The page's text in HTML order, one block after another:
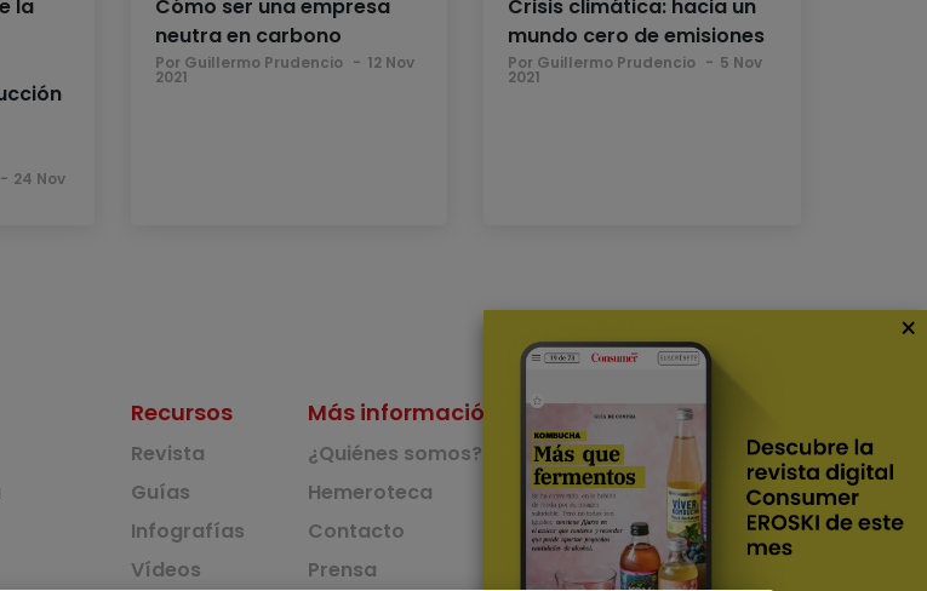
la
24 Nov
Cómo ser una empresa
neutra en carbono
Por Guillermo Prudencio 12 Nov
2021
Crisis climática: hacia un
mundo cero de emisiones
Por Guillermo Prudencio 5 Nov
2021
Recursos
Revista
Guías
Infografías
Vídeos
Más información
¿Quiénes somos?
Hemeroteca
Contacto
Prensa
Nuestras Apps
App de recetas
App del Camino de
×